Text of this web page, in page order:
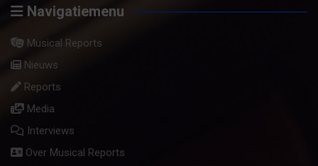
categorie
Navigatiemenu
Musical Reports
Nieuws
Reports
Media
Interviews
Over Musical Reports